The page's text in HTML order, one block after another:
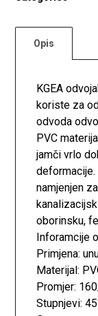
Opis
KGEA
koriste za
odvoda
PVC
jamči vrlo
deformacije.
namjenjen
oborinsku,
Inforamcije
Primjena:
Materijal:
Promjer:
Stupnjevi: